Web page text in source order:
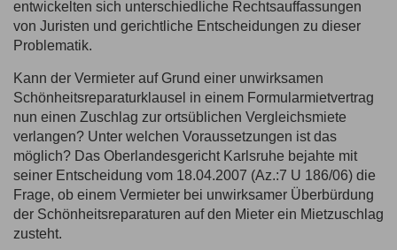
entwickelten sich unterschiedliche Rechtsauffassungen
von Juristen und gerichtliche Entscheidungen zu dieser
Problematik.
Kann der Vermieter auf Grund einer unwirksamen
Schönheitsreparaturklausel in einem Formularmietvertrag
nun einen Zuschlag zur ortsüblichen Vergleichsmiete
verlangen? Unter welchen Voraussetzungen ist das
möglich? Das Oberlandesgericht Karlsruhe bejahte mit
seiner Entscheidung vom 18.04.2007 (Az.:7 U 186/06) die
Frage, ob einem Vermieter bei unwirksamer Überbürdung
der Schönheitsreparaturen auf den Mieter ein Mietzuschlag
zusteht.